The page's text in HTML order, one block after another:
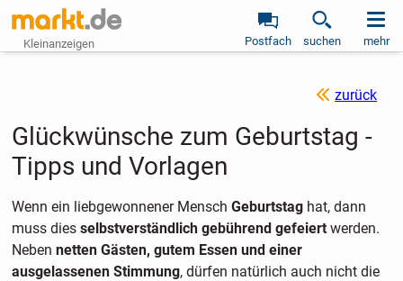
Kleinanzeigen Postfach suchen mehr
zurück
Glückwünsche zum Geburtstag -
Tipps und Vorlagen
Wenn ein liebgewonnener Mensch Geburtstaghat, dann
muss diesselbstverständlich gebührend gefeiertwerden.
Neben netten Gästen, gutem Essen und einer
ausgelassenen Stimmung, dürfen natürlich auch nicht die